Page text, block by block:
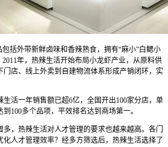
包括外带新鲜卤味和香辣熟食，拥有“麻小”白鳃小
年，热辣生活开始布局小龙虾产业，从原料供
门店、线上外卖到自建物流体系形成产销闭环，实
活一年销售额已超6亿，全国开出100家分店，单
100多个品项，平效排名达到商场第一。
，热辣生活对人才管理的要求也越来越高。各门
人才管理效率？经多方筛选后，热辣生活选择了